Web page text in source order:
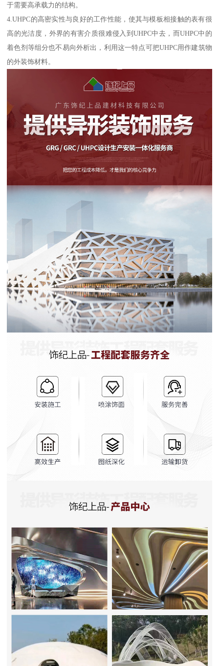
于需要高承载力的结构。
4.UHPC的高密实性与良好的工作性能，使其与模板相接触的表有很
高的光洁度，外界的有害介质很难侵入到UHPC中去，而UHPC中的
着色剂等组分也不易向外析出，利用这一特点可把UHPC用作建筑物
的外装饰材料。